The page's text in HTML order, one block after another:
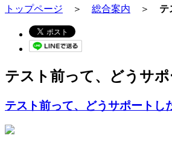
トップページ ＞ 総合案内 ＞ テ
テスト前って、どうサ
テスト前って、どうサポートし